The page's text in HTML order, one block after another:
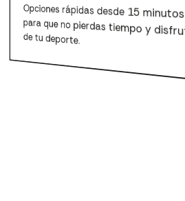
Opciones rápidas desde 15 minutos
para que no pierdas tiempo y disfrutes
de tu deporte.